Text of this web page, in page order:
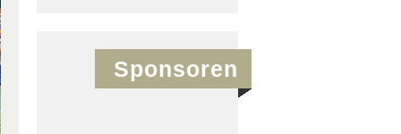
Sponsoren